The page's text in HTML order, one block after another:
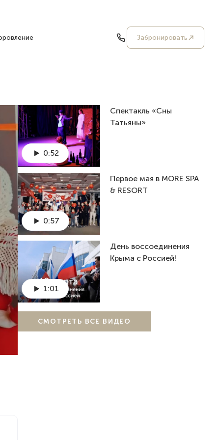
Забронировать
0:52
Спектакль «Сны
Татьяны»
0:57
Первое мая в MORE SPA
& RESORT
1:01
День воссоединения
Крыма с Россией!
СМОТРЕТЬ ВСЕ ВИДЕО